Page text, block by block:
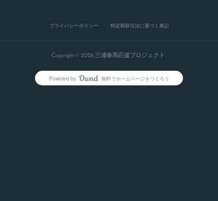
プライバシーポリシー 特定商取引法に基づく表記
Copyright © 2026 三浦春馬応援プロジェクト .
Powered by AmebaOwnd
無料でホームページをつくろう